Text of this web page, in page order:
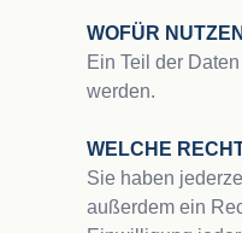
WOFÜR
Ein Teil der
werden.
WELCHE
Sie haben
außerdem ein